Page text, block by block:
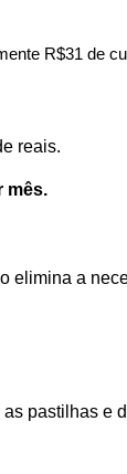
R$31 de
reais.
mês.
elimina a
pastilhas e